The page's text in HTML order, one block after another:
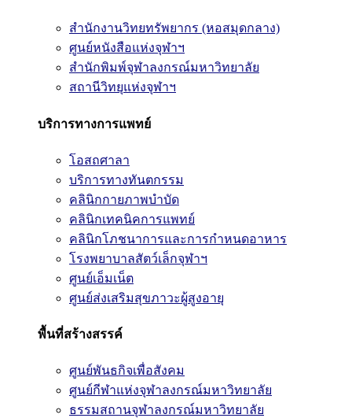
สำนักงานวิทยทรัพยากร (หอสมุดกลาง)
ศูนย์หนังสือแห่งจุฬาฯ
สำนักพิมพ์จุฬาลงกรณ์มหาวิทยาลัย
สถานีวิทยุแห่งจุฬาฯ
บริการทางการแพทย์
โอสถศาลา
บริการทางทันตกรรม
คลินิกกายภาพบำบัด
คลินิกเทคนิคการแพทย์
คลินิกโภชนาการและการกำหนดอาหาร
โรงพยาบาลสัตว์เล็กจุฬาฯ
ศูนย์เอ็มเน็ต
ศูนย์ส่งเสริมสุขภาวะผู้สูงอายุ
พื้นที่สร้างสรรค์
ศูนย์พันธกิจเพื่อสังคม
ศูนย์กีฬาแห่งจุฬาลงกรณ์มหาวิทยาลัย
ธรรมสถานจุฬาลงกรณ์มหาวิทยาลัย